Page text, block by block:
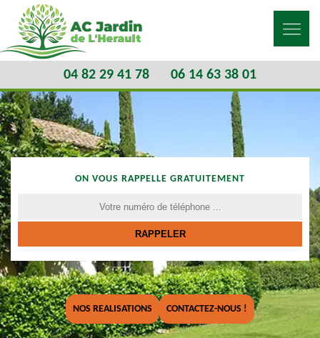
04 82 29 41 78 06 14 63 38 01
ON VOUS RAPPELLE GRATUITEMENT
NOS REALISATIONS CONTACTEZ-NOUS !